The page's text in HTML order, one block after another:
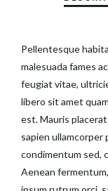
Pellentesque
malesuada fames
feugiat vitae,
libero sit amet
est. Mauris
sapien ullamcorper
condimentum sed,
Aenean